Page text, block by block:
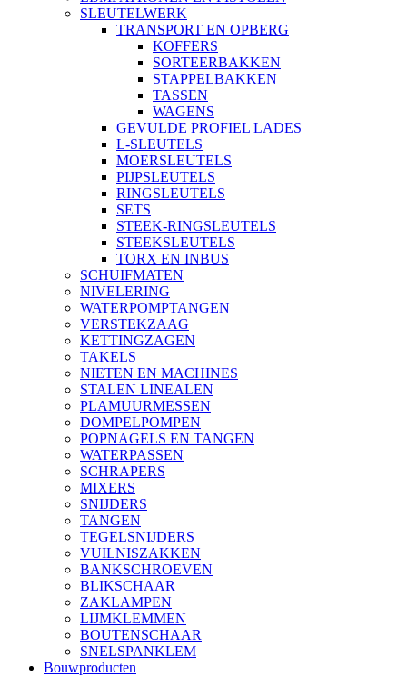
SLEUTELWERK
TRANSPORT EN OPBERG
KOFFERS
SORTEERBAKKEN
STAPPELBAKKEN
TASSEN
WAGENS
GEVULDE PROFIEL LADES
L-SLEUTELS
MOERSLEUTELS
PIJPSLEUTELS
RINGSLEUTELS
SETS
STEEK-RINGSLEUTELS
STEEKSLEUTELS
TORX EN INBUS
SCHUIFMATEN
NIVELERING
WATERPOMPTANGEN
VERSTEKZAAG
KETTINGZAGEN
TAKELS
NIETEN EN MACHINES
STALEN LINEALEN
PLAMUURMESSEN
DOMPELPOMPEN
POPNAGELS EN TANGEN
WATERPASSEN
SCHRAPERS
MIXERS
SNIJDERS
TANGEN
TEGELSNIJDERS
VUILNISZAKKEN
BANKSCHROEVEN
BLIKSCHAAR
ZAKLAMPEN
LIJMKLEMMEN
BOUTENSCHAAR
SNELSPANKLEM
Bouwproducten